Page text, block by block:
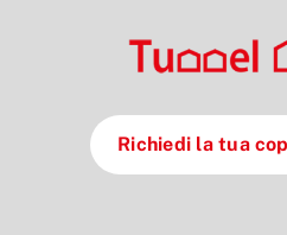
Richiedi la tua